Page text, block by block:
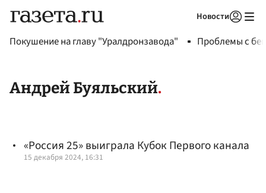
Новости
Покушение на главу "Уралдронзавода" Проблемы с
Андрей Буяльский
«Россия 25» выиграла Кубок Первого канала
15 декабря 2024, 16:31